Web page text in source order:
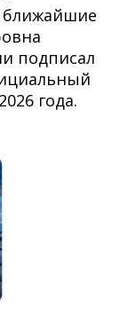
ближайшие
подписал
года.